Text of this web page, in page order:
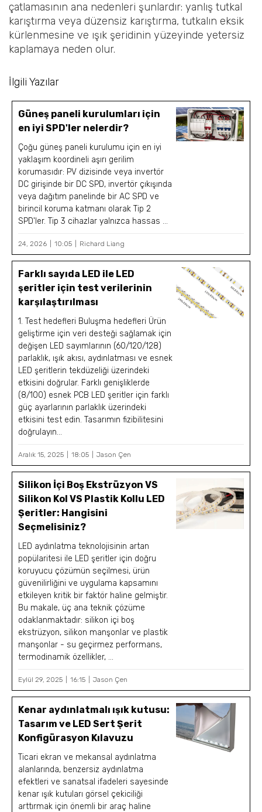
çatlamasının ana nedenleri şunlardır: yanlış tutkal
karıştırma veya düzensiz karıştırma, tutkalın eksik
kürlenmesine ve ışık şeridinin yüzeyinde yetersiz
kaplamaya neden olur.
İlgili Yazılar
Güneş paneli kurulumları için
en iyi SPD'ler nelerdir?
Çoğu güneş paneli kurulumu için en iyi
yaklaşım koordineli aşırı gerilim
korumasıdır: PV dizisinde veya invertör
DC girişinde bir DC SPD, invertör çıkışında
veya dağıtım panelinde bir AC SPD ve
birincil koruma katmanı olarak Tip 2
SPD'ler. Tip 3 cihazlar yalnızca hassas ...
24, 2026 10:05 Richard Liang
Farklı sayıda LED ile LED
şeritler için test verilerinin
karşılaştırılması
1. Test hedefleri Buluşma hedefleri Ürün
geliştirme için veri desteği sağlamak için
değişen LED sayımlarının (60/120/128)
parlaklık, ışık akısı, aydınlatması ve esnek
LED şeritlerin tekdüzeliği üzerindeki
etkisini doğrular. Farklı genişliklerde
(8/100) esnek PCB LED şeritler için farklı
güç ayarlarının parlaklık üzerindeki
etkisini test edin. Tasarımın fizibilitesini
doğrulayın...
Aralık 15, 2025 18:05 Jason Çen
Silikon İçi Boş Ekstrüzyon VS
Silikon Kol VS Plastik Kollu LED
Şeritler: Hangisini
Seçmelisiniz?
LED aydınlatma teknolojisinin artan
popülaritesi ile LED şeritler için doğru
koruyucu çözümün seçilmesi, ürün
güvenilirliğini ve uygulama kapsamını
etkileyen kritik bir faktör haline gelmiştir.
Bu makale, üç ana teknik çözüme
odaklanmaktadır: silikon içi boş
ekstrüzyon, silikon manşonlar ve plastik
manşonlar - su geçirmez performans,
termodinamik özellikler, ...
Eylül 29, 2025 16:15 Jason Çen
Kenar aydınlatmalı ışık kutusu:
Tasarım ve LED Sert Şerit
Konfigürasyon Kılavuzu
Ticari ekran ve mekansal aydınlatma
alanlarında, benzersiz aydınlatma
efektleri ve sanatsal ifadeleri sayesinde
kenar ışık kutuları görsel çekiciliği
arttırmak için önemli bir araç haline